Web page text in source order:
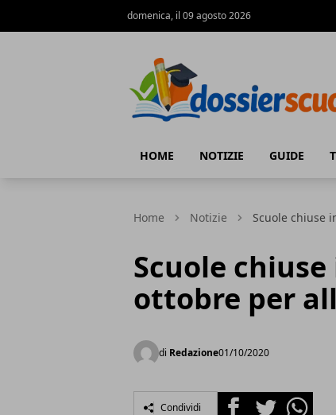
domenica, il 09 agosto 2026
HOME NOTIZIE GUIDE
Home Notizie Scuole chiuse
Scuole
ottobre per
di Redazione01/10/2020
Condividi FacebookTwitterWhatsapp